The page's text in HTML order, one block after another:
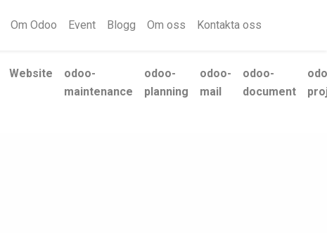
Om Odoo Event Blogg Om oss Kontakta oss
Website
odoo-
maintenance
odoo-
planning
odoo-
mail
odoo-
document